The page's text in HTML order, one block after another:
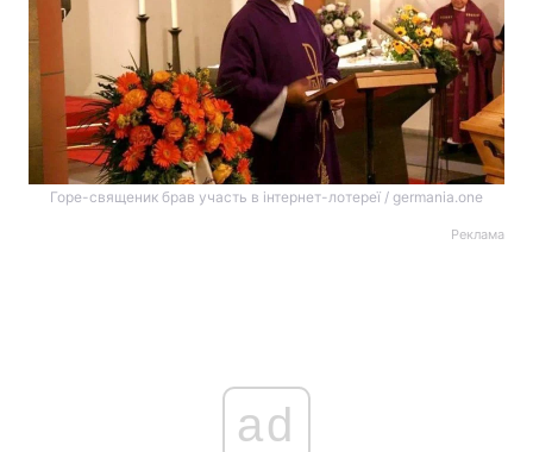
Горе-священик брав участь в інтернет-лотереї / germania.one
Реклама
ad